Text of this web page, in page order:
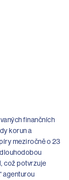
finančních
korun a
meziročně o 23
což potvrzuje
agenturou